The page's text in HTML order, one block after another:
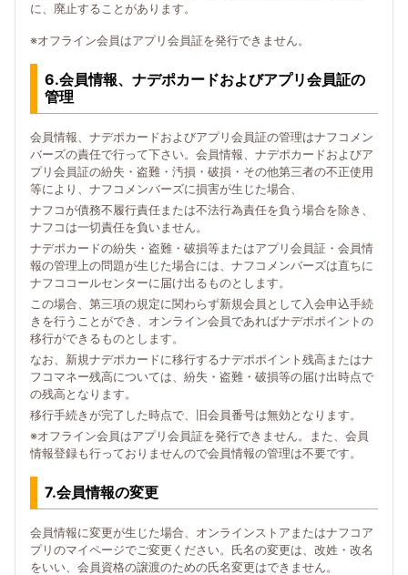
に、廃止することがあります。
※オフライン会員はアプリ会員証を発行できません。
6.会員情報、ナデポカードおよびアプリ会員証の
管理
会員情報、ナデポカードおよびアプリ会員証の管理はナフコメン
バーズの責任で行って下さい。会員情報、ナデポカードおよびア
プリ会員証の紛失・盗難・汚損・破損・その他第三者の不正使用
等により、ナフコメンバーズに損害が生じた場合、
ナフコが債務不履行責任または不法行為責任を負う場合を除き、
ナフコは一切責任を負いません。
ナデポカードの紛失・盗難・破損等またはアプリ会員証・会員情
報の管理上の問題が生じた場合には、ナフコメンバーズは直ちに
ナフココールセンターに届け出るものとします。
この場合、第三項の規定に関わらず新規会員として入会申込手続
きを行うことができ、オンライン会員であればナデポポイントの
移行ができるものとします。
なお、新規ナデポカードに移行するナデポポイント残高またはナ
フコマネー残高については、紛失・盗難・破損等の届け出時点で
の残高となります。
移行手続きが完了した時点で、旧会員番号は無効となります。
※オフライン会員はアプリ会員証を発行できません。また、会員
情報登録も行っておりませんので会員情報の管理は不要です。
7.会員情報の変更
会員情報に変更が生じた場合、オンラインストアまたはナフコア
プリのマイページでご変更ください。氏名の変更は、改姓・改名
をいい、会員資格の譲渡のための氏名変更はできません。